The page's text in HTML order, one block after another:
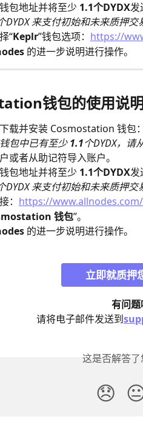
包地址并将至少 1.1个DYDX发
DYDX 来支付初始和未来质押交
“Keplr”钱包选项： https://
的进一步说明进行操作。
钱包的使用说明
载并安装 Cosmostation 钱包：
包中已有至少 1.1个DYDX，请
或者从助记符导入账户。
包地址并将至少 1.1个DYDX发
DYDX 来支付初始和未来质押交
： https://
钱包”。
的进一步说明进行操作。
立即就质押
有问题
请将电子邮件发送到
这是否解答了
😞